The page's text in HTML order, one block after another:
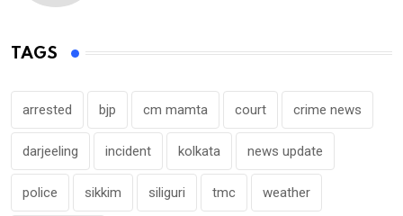
TAGS
arrested bjp cm mamta court crime news
darjeeling incident kolkata news update
police sikkim siliguri tmc weather